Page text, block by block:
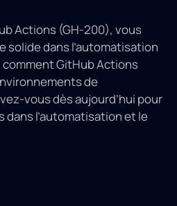
Actions (GH-200), vous
solide dans l’automatisation
GitHub Actions
de
vous dès aujourd’hui pour
l’automatisation et le